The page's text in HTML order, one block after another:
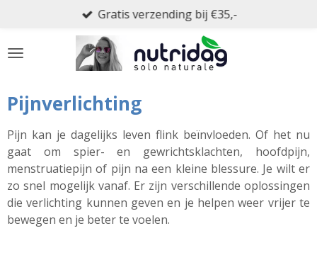
naar
Gratis verzending bij €35,-
Pijnverlichting
Pijn kan je dagelijks leven flink beïnvloeden. Of het nu
gaat om spier- en gewrichtsklachten, hoofdpijn,
menstruatiepijn of pijn na een kleine blessure. Je wilt er
zo snel mogelijk vanaf. Er zijn verschillende oplossingen
die verlichting kunnen geven en je helpen weer vrijer te
bewegen en je beter te voelen.